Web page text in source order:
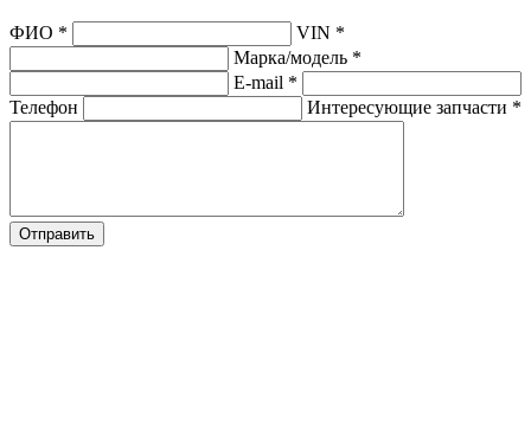
ФИО * VIN *
Марка/модель *
E-mail *
Телефон
Интересующие запчасти *